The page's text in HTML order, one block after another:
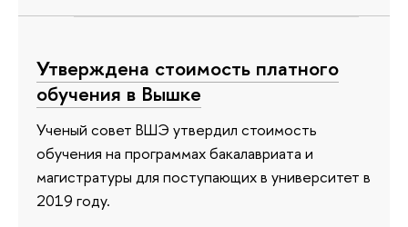
Утверждена стоимость платного
обучения в Вышке
Ученый совет ВШЭ утвердил стоимость
обучения на программах бакалавриата и
магистратуры для поступающих в университет в
2019 году.